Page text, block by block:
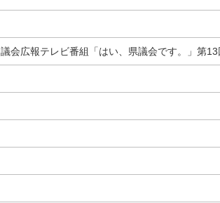
議会広報テレビ番組「はい、県議会です。」第13